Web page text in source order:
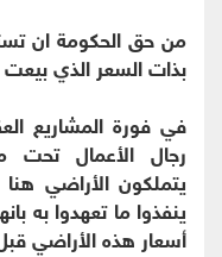
من حق الحكومة ان
بذات السعر الذي
في فورة المشاريع
رجال الأعمال تحت
يتملكون الأراضي
ينفذوا ما تعهدوا به
أسعار هذه الأراضي